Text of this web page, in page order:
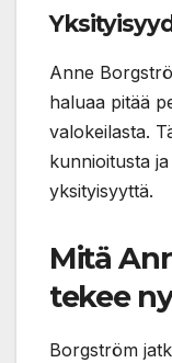
Anne
haluaa pitää
valokeilasta.
kunnioitusta
yksityisyyttä.
Mitä
tekee
Borgström